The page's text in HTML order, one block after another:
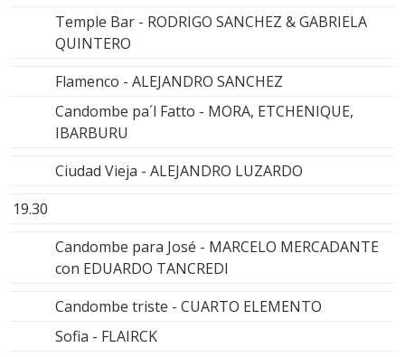
Temple Bar - RODRIGO SANCHEZ & GABRIELA
QUINTERO
Flamenco - ALEJANDRO SANCHEZ
Candombe pa´l Fatto - MORA, ETCHENIQUE,
IBARBURU
Ciudad Vieja - ALEJANDRO LUZARDO
19.30
Candombe para José - MARCELO MERCADANTE
con EDUARDO TANCREDI
Candombe triste - CUARTO ELEMENTO
Sofia - FLAIRCK